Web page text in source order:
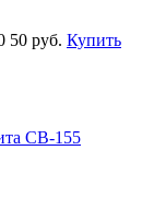
50 руб. Купить
CB-155